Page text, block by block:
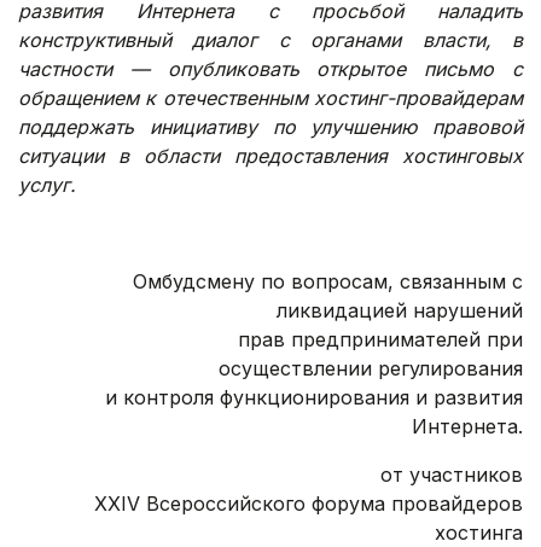
развития Интернета с просьбой наладить
конструктивный диалог с органами власти, в
частности — опубликовать открытое письмо с
обращением к отечественным хостинг-провайдерам
поддержать инициативу по улучшению правовой
ситуации в области предоставления хостинговых
услуг.
Омбудсмену по вопросам, связанным с
ликвидацией нарушений
прав предпринимателей при
осуществлении регулирования
и контроля функционирования и развития
Интернета.
от участников
XXIV Всероссийского форума провайдеров
хостинга